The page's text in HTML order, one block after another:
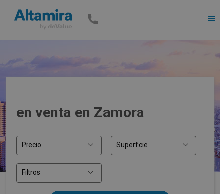
en venta en Zamora
Precio Superficie
Filtros